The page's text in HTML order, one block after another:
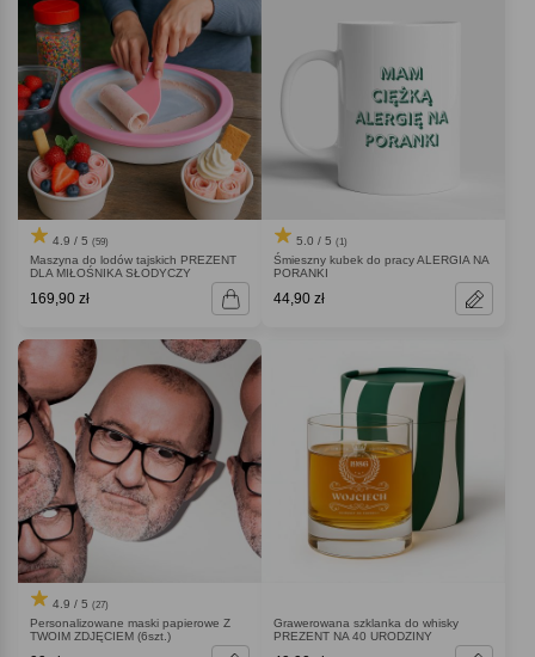
4.9 / 5 (59)
Maszyna do lodów tajskich PREZENT
DLA MIŁOŚNIKA SŁODYCZY
169,90 zł
5.0 / 5 (1)
Śmieszny kubek do pracy ALERGIA NA
PORANKI
44,90 zł
4.9 / 5 (27)
Personalizowane maski papierowe Z
TWOIM ZDJĘCIEM (6szt.)
Grawerowana szklanka do whisky
PREZENT NA 40 URODZINY